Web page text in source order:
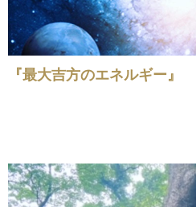
『最大吉方のエネルギー』